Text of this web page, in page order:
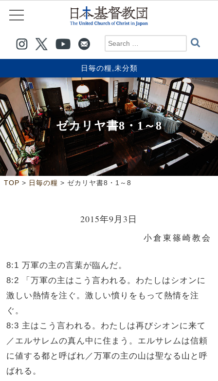
日毎の糧,未分類
ゼカリヤ書8・1～8
TOP > 日毎の糧 > ゼカリヤ書8・1～8
2015年9月3日
小倉東篠崎教会
8:1 万軍の主の言葉が臨んだ。
8:2 「万軍の主はこう言われる。わたしはシオンに
激しい熱情を注ぐ。激しい憤りをもって熱情を注
ぐ。
8:3 主はこう言われる。わたしは再びシオンに来て
／エルサレムの真ん中に住まう。エルサレムは信頼
に値する都と呼ばれ／万軍の主の山は聖なる山と呼
ばれる。